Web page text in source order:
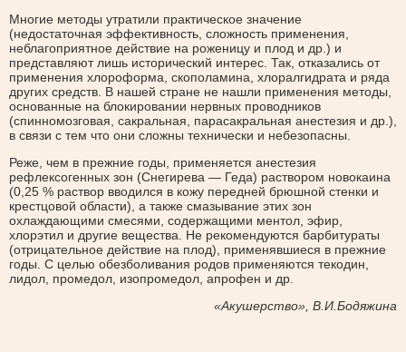
Многие методы утратили практическое значение
(недостаточная эффективность, сложность применения,
неблагоприятное действие на роженицу и плод и др.) и
представляют лишь исторический интерес. Так, отказались от
применения хлороформа, скополамина, хлоралгидрата и ряда
других средств. В нашей стране не нашли применения методы,
основанные на блокировании нервных проводников
(спинномозговая, сакральная, парасакральная анестезия и др.),
в связи с тем что они сложны технически и небезопасны.
Реже, чем в прежние годы, применяется анестезия
рефлексогенных зон (Снегирева — Геда) раствором новокаина
(0,25 % раствор вводился в кожу передней брюшной стенки и
крестцовой области), а также смазывание этих зон
охлаждающими смесями, содержащими ментол, эфир,
хлорэтил и другие вещества. Не рекомендуются барбитураты
(отрицательное действие на плод), применявшиеся в прежние
годы. С целью обезболивания родов применяются текодин,
лидол, промедол, изопромедол, апрофен и др.
«Акушерство», В.И.Бодяжина